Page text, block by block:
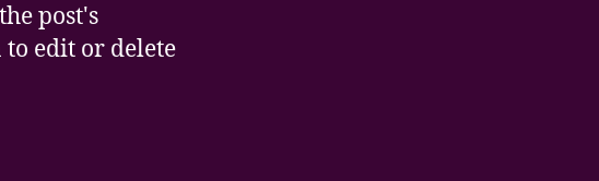
post's
edit or delete